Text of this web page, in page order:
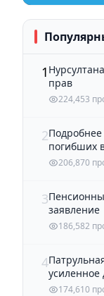
1
прав
224,453
2
погибших
206,870
3
заявление
186,582
4
усиленное
174,610